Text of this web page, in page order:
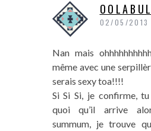
02/05/2013
Nan mais
même avec une
serais sexy toa!!!!
Si Si Si, je confirme,
quoi qu’il arrive
summum, je trouve